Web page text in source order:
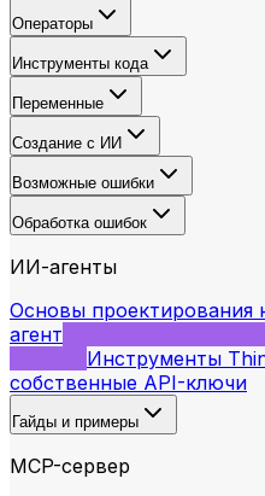
Операторы
Инструменты кода
Переменные
Создание с ИИ
Возможные ошибки
Обработка ошибок
ИИ-агенты
Основы проектирования
агент
Инструменты
собственные API-ключи
Гайды и примеры
MCP-сервер